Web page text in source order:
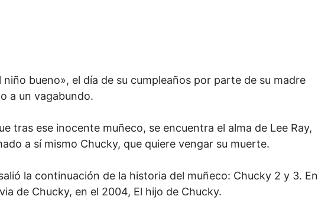
niño bueno», el día de su cumpleaños por parte de su madre
a un vagabundo.
tras ese inocente muñeco, se encuentra el alma de Lee Ray,
a sí mismo Chucky, que quiere vengar su muerte.
la continuación de la historia del muñeco: Chucky 2 y 3. En
de Chucky, en el 2004, El hijo de Chucky.